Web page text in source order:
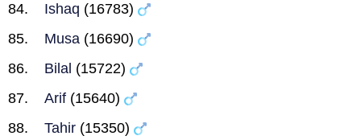
Ishaq (16783)
Musa (16690)
Bilal (15722)
Arif (15640)
Tahir (15350)